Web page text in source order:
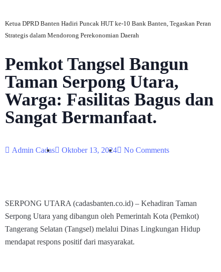
Ketua DPRD Banten Hadiri Puncak HUT ke-10 Bank Banten, Tegaskan Peran
Strategis dalam Mendorong Perekonomian Daerah
Pemkot Tangsel Bangun
Taman Serpong Utara,
Warga: Fasilitas Bagus dan
Sangat Bermanfaat.
Admin Cadas Oktober 13, 2024 No Comments
SERPONG UTARA (cadasbanten.co.id) – Kehadiran Taman
Serpong Utara yang dibangun oleh Pemerintah Kota (Pemkot)
Tangerang Selatan (Tangsel) melalui Dinas Lingkungan Hidup
mendapat respons positif dari masyarakat.